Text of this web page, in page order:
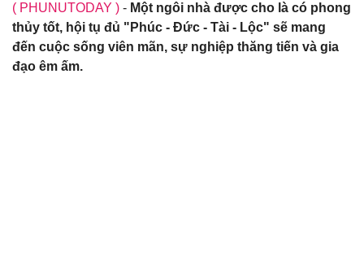
( PHUNUTODAY ) - Một ngôi nhà được cho là có phong
thủy tốt, hội tụ đủ "Phúc - Đức - Tài - Lộc" sẽ mang
đến cuộc sống viên mãn, sự nghiệp thăng tiến và gia
đạo êm ấm.